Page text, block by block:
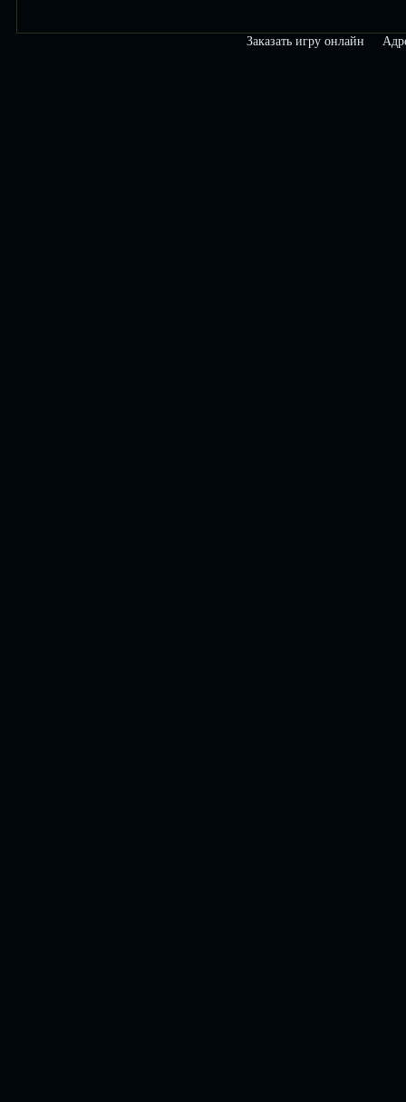
Заказать игру онлайн